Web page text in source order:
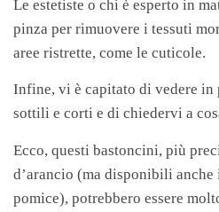
Le estetiste o chi è esperto in
pinza per rimuovere i tessuti
aree ristrette, come le cuticole.
Infine, vi è capitato di vedere
sottili e corti e di chiedervi a
Ecco, questi bastoncini, più
d’arancio (ma disponibili anche
pomice), potrebbero essere